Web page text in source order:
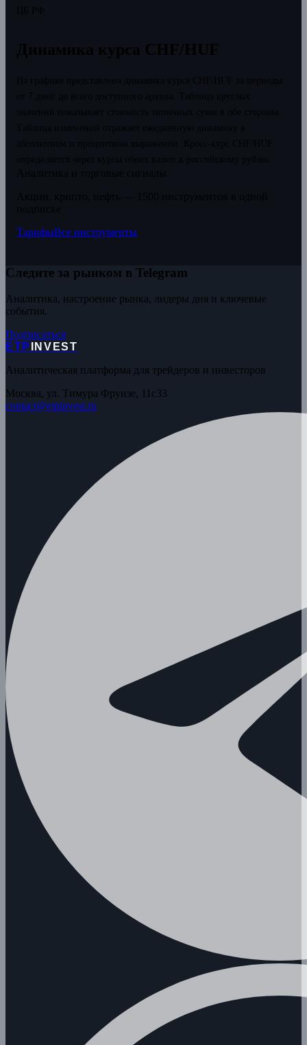
ТарифыВсе инструменты
Следите за рынком в Telegram
Аналитика, настроение рынка, лидеры дня и ключевые
события.
Подписаться
ETP
INVEST
Аналитическая платформа для трейдеров и инвесторов
Москва, ул. Тимура Фрунзе, 11с33
contact@etpinvest.ru